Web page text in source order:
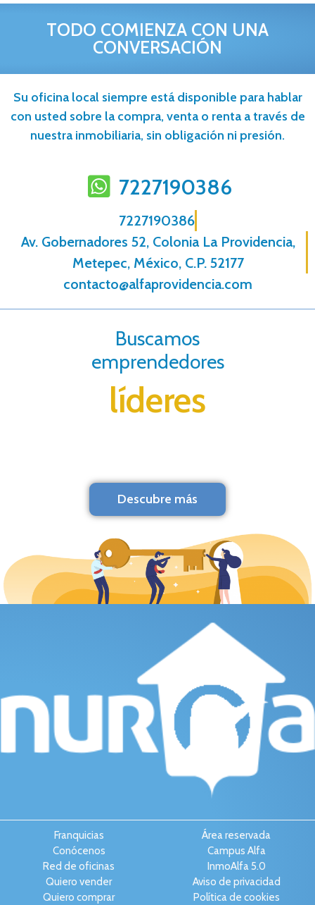
TODO COMIENZA CON UNA
CONVERSACIÓN
Su oficina local siempre está disponible para hablar
con usted sobre la compra, venta o renta a través de
nuestra inmobiliaria, sin obligación ni presión.
7227190386
7227190386
Av. Gobernadores 52, Colonia La Providencia,
Metepec, México, C.P. 52177
contacto@alfaprovidencia.com
Buscamos
emprendedores
líderes
Descubre más
Franquicias
Conócenos
Red de oficinas
Quiero vender
Quiero comprar
Área reservada
Campus Alfa
InmoAlfa 5.0
Aviso de privacidad
Política de cookies